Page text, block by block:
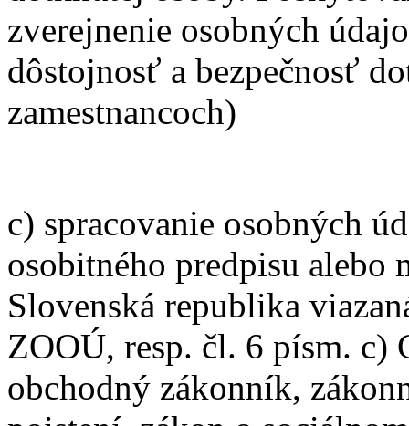
zverejnenie osobných
dôstojnosť a bezpečnosť
zamestnancoch)
c) spracovanie osobných
osobitného predpisu alebo
Slovenská republika
ZOOÚ, resp. čl. 6 písm. c)
obchodný zákonník,